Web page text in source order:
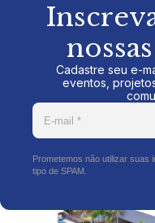
Cadastre seu e-
eventos,
Prometemos não utilizar suas
tipo de SPAM.